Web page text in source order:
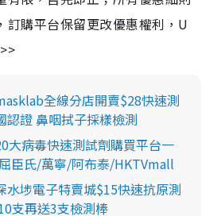
訂購平台保留更改優惠權利，U
全線分店開賣$28快速測
認證 鼻咽拭子採樣檢測
大病毒快速測試劑購買平台一
臣氏/萬寧/阿布泰/HKTVmall
水埗電子特賣城$15快速抗原測
支再送3支檢測棒